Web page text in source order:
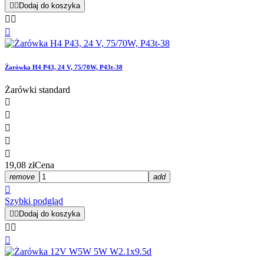
Dodaj do koszyka
 

Żarówka H4 P43, 24 V, 75/70W, P43t-38
Żarówki standard





19,08 złCena
remove add

Szybki podgląd
  Dodaj do koszyka
 
